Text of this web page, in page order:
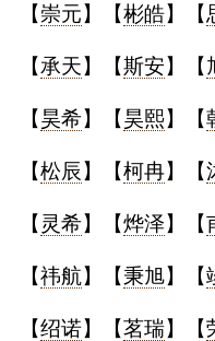
【崇元】【彬皓】【
【承天】【斯安】【
【昊希】【昊熙】【
【松辰 】【柯冉】【
【 灵希】【烨泽】【
【祎航】【秉旭】【
【绍诺】【茗瑞】【